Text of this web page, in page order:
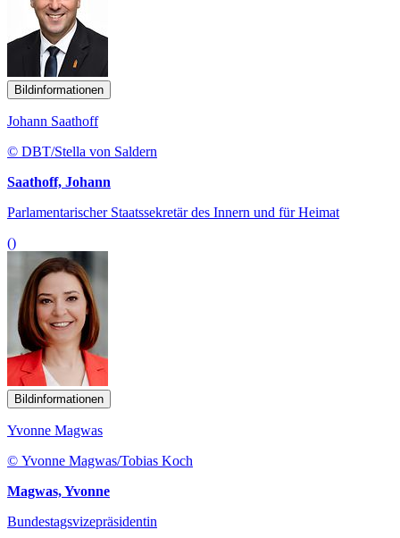
Bildinformationen
Johann Saathoff
© DBT/Stella von Saldern
Saathoff, Johann
Parlamentarischer Staatssekretär des Innern und für Heimat
()
Bildinformationen
Yvonne Magwas
© Yvonne Magwas/Tobias Koch
Magwas, Yvonne
Bundestagsvizepräsidentin